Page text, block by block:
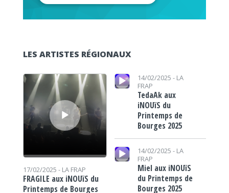
LES ARTISTES RÉGIONAUX
Lecteur audio
17/02/2025 - LA FRAP
FRAGILE aux iNOUïS du
Printemps de Bourges
Lecteur audio 14/02/2025 - LA
FRAP
TedaAk aux
iNOUïS du
Printemps de
Bourges 2025
Lecteur audio
14/02/2025 - LA
FRAP
Miel aux iNOUïS
du Printemps de
Bourges 2025